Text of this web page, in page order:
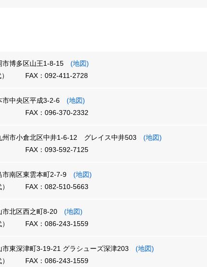
博多区山王1-8-15 (地図)
FAX：092-411-2728
中央区平成3-2-6 (地図)
FAX：096-370-2332
市小倉北区中井1-6-12 グレイス中井503 (地図)
FAX：093-592-7125
南区東雲本町2-7-9 (地図)
FAX：082-510-5663
北区西之町8-20 (地図)
FAX：086-243-1559
東深津町3-19-21 グラシューズ深津203 (地図)
FAX：086-243-1559